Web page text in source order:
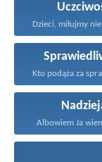
Albowiem Ja